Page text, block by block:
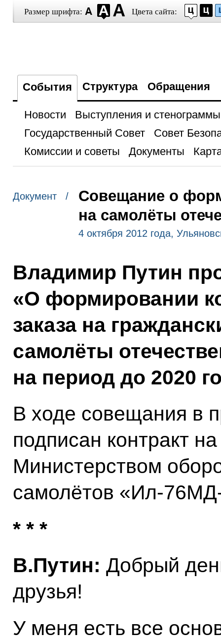
Размер шрифта: Цвета сайта:
События Структура Обращения
Новости
Выступления и стенограммы
Государственный Совет
Совет
Комиссии и советы
Документы
Документ /
Совещание о
на самолёты
4 октября 2012 года,
Владимир Путин
«О формировании
заказа на
самолёты
на период до 2020
В ходе совещания в
подписан контракт
Министерством
самолётов «Ил-
* * *
В.Путин: Добрый
друзья!
У меня есть все